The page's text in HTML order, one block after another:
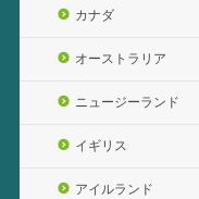
カナダ
オーストラリア
ニュージーランド
イギリス
アイルランド